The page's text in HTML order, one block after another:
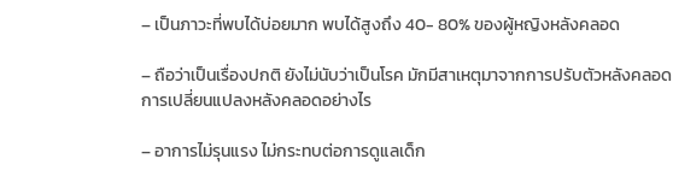
– เป็นภาวะที่พบได้บ่อยมาก พบได้สูงถึง 40- 80% ของผู้หญิงหลังคลอด
– ถือว่าเป็นเรื่องปกติ ยังไม่นับว่าเป็นโรค มักมีสาเหตุมาจากการปรับตัวหลังคลอ
การเปลี่ยนแปลงหลังคลอดอย่างไร
– อาการไม่รุนแรง ไม่กระทบต่อการดูแลเด็ก